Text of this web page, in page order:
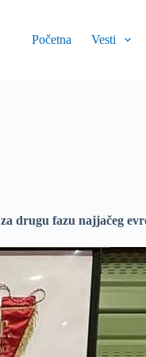
Početna Vesti
drugu fazu najjačeg